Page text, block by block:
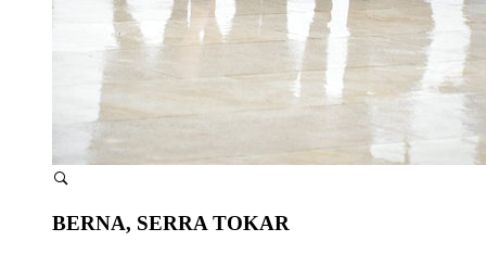
BERNA, SERRA TOKAR